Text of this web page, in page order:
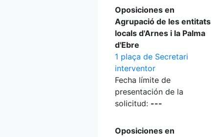
Oposiciones en
Agrupació de les entitats
locals d'Arnes i la Palma
d'Ebre
1 plaça de Secretari
interventor
Fecha límite de
presentación de la
solicitud: ---
Oposiciones en